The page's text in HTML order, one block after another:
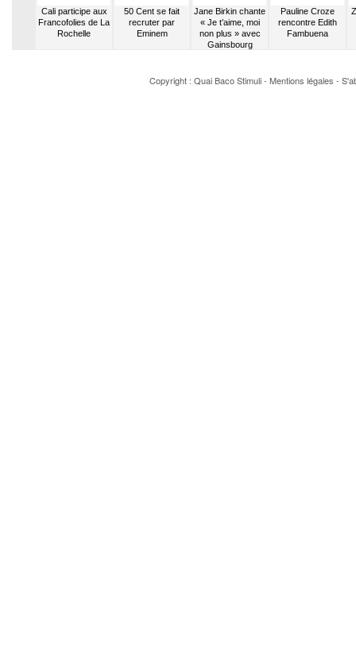
Cali participe aux
Francofolies de La
Rochelle
50 Cent se fait
recruter par
Eminem
Jane Birkin chante
« Je t’aime, moi
non plus » avec
Gainsbourg
Pauline Croze
rencontre Edith
Fambuena
Copyright : Quai BacoStimuli- Mentions légales -